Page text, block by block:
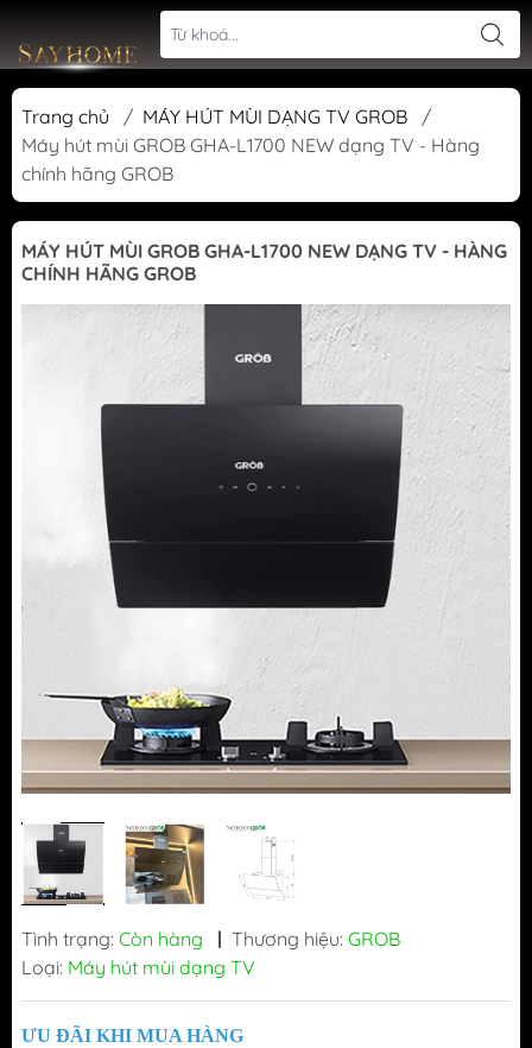
Trang chủ / MÁY HÚT MÙI DẠNG TV GROB
/
Máy hút mùi GROB GHA-L1700 NEW dạng TV - Hàng
chính hãng GROB
MÁY HÚT MÙI GROB GHA-L1700 NEW DẠNG TV - HÀNG
CHÍNH HÃNG GROB
Tình trạng: Còn hàng | Thương hiệu: GROB
Loại: Máy hút mùi dạng TV
ƯU ĐÃI KHI MUA HÀNG